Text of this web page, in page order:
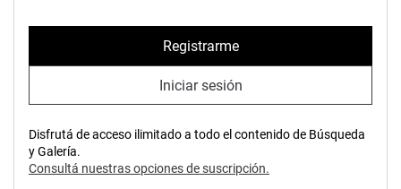
Registrarme
Iniciar sesión
Disfrutá de acceso ilimitado a todo el contenido de Búsqueda
y Galería.
Consultá nuestras opciones de suscripción.